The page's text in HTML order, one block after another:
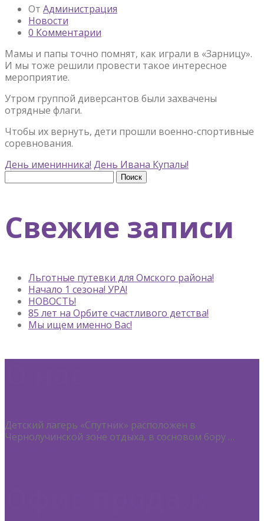
От Администрация
Новости
0 Комментарии
Мамы и папы точно помнят, как играли в «Зарницу».
И мы тоже решили провести такое интересное
мероприятие.
Утром группой диверсантов были захвачены
отрядные флаги.
Чтобы их вернуть, дети прошли военно-спортивные
соревнования.
День именинника! День Ивана Купалы!
Найти:
Свежие записи
Льготные путевки для Омского района!
Начало 1 сезона! УРА!
НОВОСТЬ!
85 лет на Орбите счастливого детства!
Мы ищем именно Вас!
Детский лагерь «Спутник» расположен в
Чернолучинской зоне отдыха, в сосновом бору …